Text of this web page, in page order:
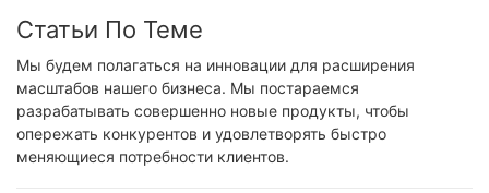
Статьи По Теме
Мы будем полагаться на инновации для расширения
масштабов нашего бизнеса. Мы постараемся
разрабатывать совершенно новые продукты, чтобы
опережать конкурентов и удовлетворять быстро
меняющиеся потребности клиентов.